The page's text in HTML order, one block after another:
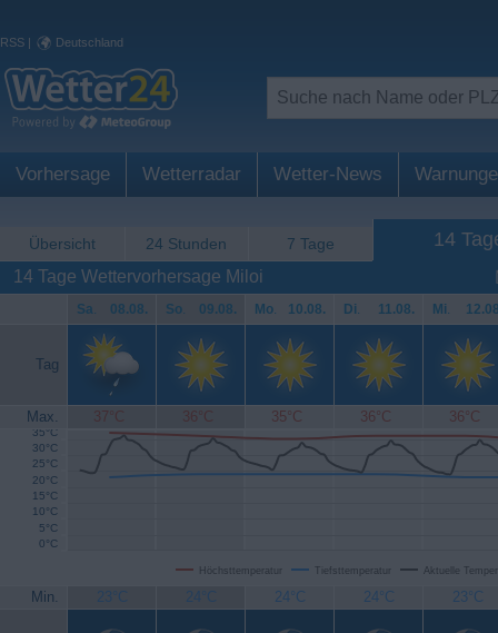
RSS | Deutschland
Vorhersage Wetterradar Wetter-News
Übersicht 24 Stunden 7 Tage 14
14 Tage Wettervorhersage Miloi
Sa. 08.08. So. 09.08. Mo. 10.08. Di. 11.08. Mi.
Tag
Max. 37°C 36°C 35°C 36°C 36°C
Höchsttemperatur Tiefsttemperatur Aktuelle
0°C
5°C
10°C
15°C
20°C
25°C
30°C
35°C
Min. 23°C 24°C 24°C 24°C 23°C